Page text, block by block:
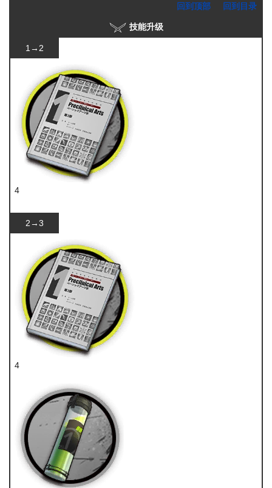
回到顶部 回到目录
技能升级
1→2
4
2→3
4